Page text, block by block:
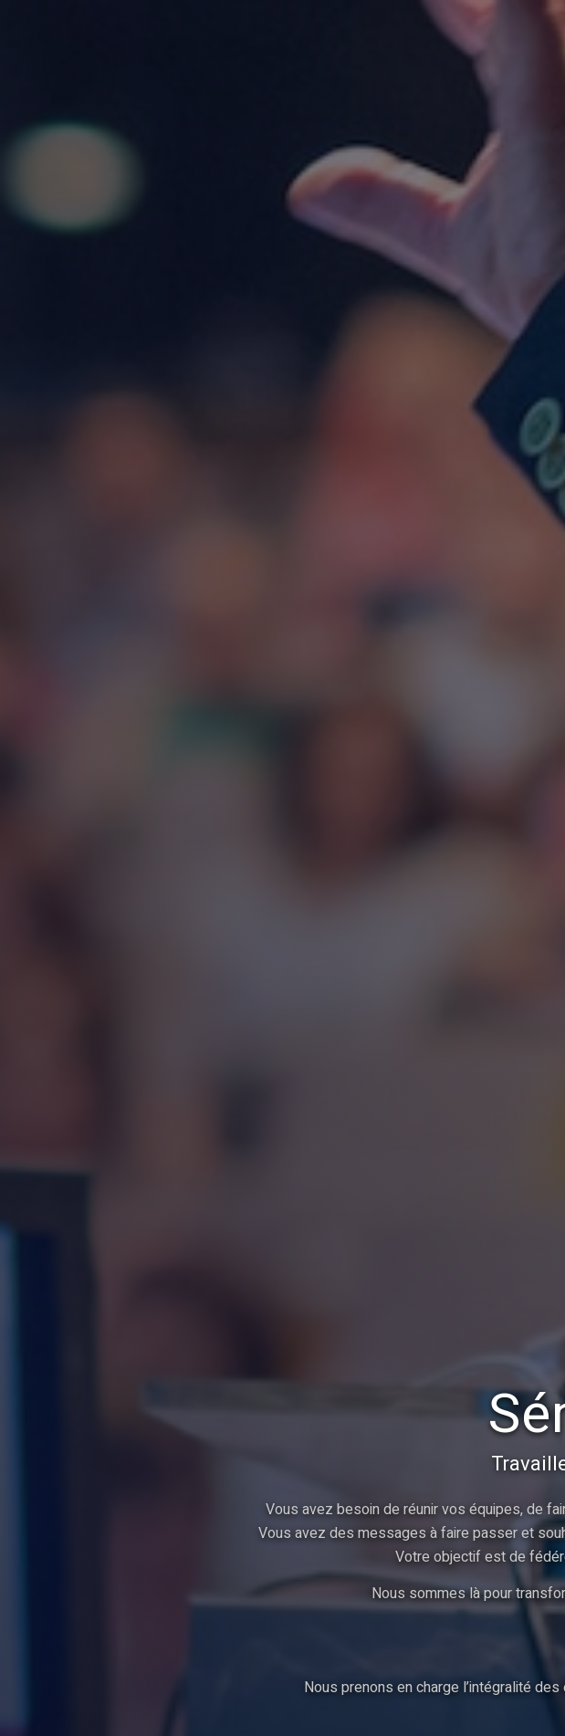
Vous avez besoin de réunir vos équipes, de
Vous avez des messages à faire passer et
Votre objectif est de
Nous sommes là pour
Nous prenons en charge l’intégralité